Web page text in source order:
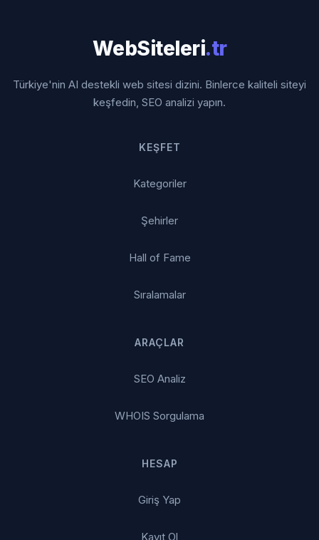
WebSiteleri.tr
Türkiye'nin AI destekli web sitesi dizini. Binlerce kaliteli siteyi
keşfedin, SEO analizi yapın.
KEŞFET
Kategoriler
Şehirler
Hall of Fame
Sıralamalar
ARAÇLAR
SEO Analiz
WHOIS Sorgulama
HESAP
Giriş Yap
Kayıt Ol